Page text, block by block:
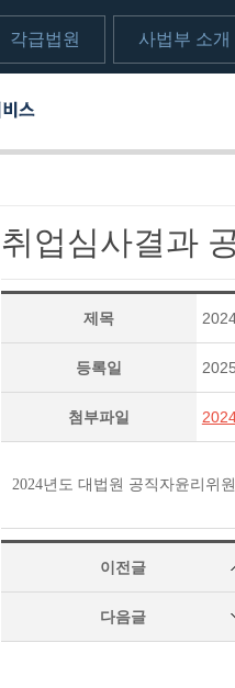
각급법원 사법부 소개
취업심사결과
제목
등록일
첨부파일
2024년도 대법원 공직자윤리위
이전글
다음글